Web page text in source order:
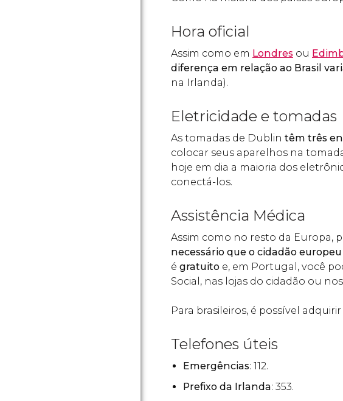
Hora oficial
Assim como em Londres ou
diferença em relação ao Brasil
na Irlanda).
Eletricidade e tomadas
As tomadas de Dublin têm três
colocar seus aparelhos na
hoje em dia a maioria dos
conectá-los.
Assistência Médica
Assim como no resto da Europa,
necessário que o cidadão
é gratuito e, em Portugal, você
Social, nas lojas do cidadão ou
Para brasileiros, é possível
Telefones úteis
Emergências: 112.
Prefixo da Irlanda: 353.